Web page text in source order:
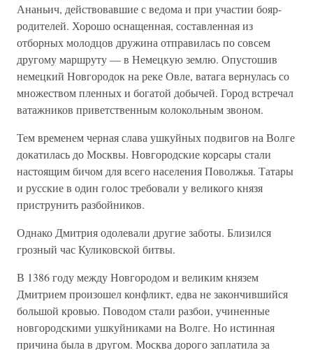
Ананьич, действовавшие с ведома и при участии бояр-
родителей. Хорошо оснащенная, составленная из
отборных молодцов дружина отправилась по совсем
другому маршруту — в Немецкую землю. Опустошив
немецкий Новгородок на реке Овле, ватага вернулась со
множеством пленных и богатой добычей. Город встречал
ватажников приветственным колокольным звоном.
Тем временем черная слава ушкуйных подвигов на Волге
докатилась до Москвы. Новгородские корсары стали
настоящим бичом для всего населения Поволжья. Татары
и русские в один голос требовали у великого князя
приструнить разбойников.
Однако Дмитрия одолевали другие заботы. Близился
грозный час Куликовской битвы.
В 1386 году между Новгородом и великим князем
Дмитрием произошел конфликт, едва не закончившийся
большой кровью. Поводом стали разбои, учиненные
новгородскими ушкуйниками на Волге. Но истинная
причина была в другом. Москва дорого заплатила за